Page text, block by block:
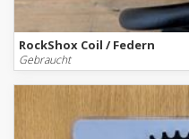
RockShox Coil / Federn
Gebraucht